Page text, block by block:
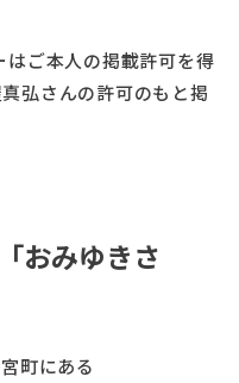
ご本人の掲載許可を得
弘さんの許可のもと掲
おみゆきさ
町にある